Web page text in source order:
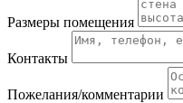
Размеры помещения
Контакты
Пожелания/комментарии